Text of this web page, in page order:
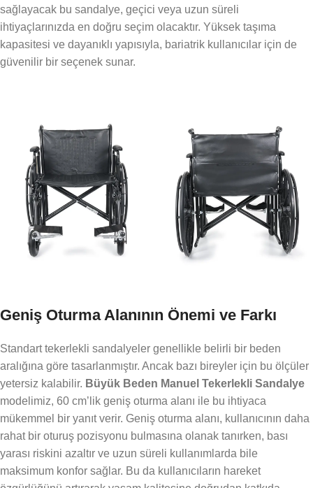
sağlayacak bu sandalye, geçici veya uzun süreli
ihtiyaçlarınızda en doğru seçim olacaktır. Yüksek taşıma
kapasitesi ve dayanıklı yapısıyla, bariatrik kullanıcılar için de
güvenilir bir seçenek sunar.
Geniş Oturma Alanının Önemi ve Farkı
Standart tekerlekli sandalyeler genellikle belirli bir beden
aralığına göre tasarlanmıştır. Ancak bazı bireyler için bu ölçüler
yetersiz kalabilir. Büyük Beden Manuel Tekerlekli Sandalye
modelimiz, 60 cm’lik geniş oturma alanı ile bu ihtiyaca
mükemmel bir yanıt verir. Geniş oturma alanı, kullanıcının daha
rahat bir oturuş pozisyonu bulmasına olanak tanırken, bası
yarası riskini azaltır ve uzun süreli kullanımlarda bile
maksimum konfor sağlar. Bu da kullanıcıların hareket